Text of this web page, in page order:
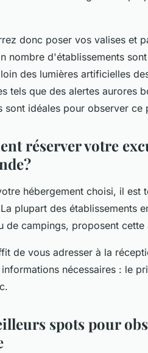
donc poser vos valises et
nombre d'établissements
des lumières artificielles
tels que des alertes aurores
sont idéales pour observer ce
réserver votre
hébergement choisi, il est
plupart des établissements
de campings, proposent
de vous adresser à la
nécessaires : le
spots pour